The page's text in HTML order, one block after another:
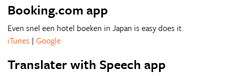
Booking.com app
Even snel een hotel boeken in Japan is easy does it.
iTunes | Google
Translater with Speech app